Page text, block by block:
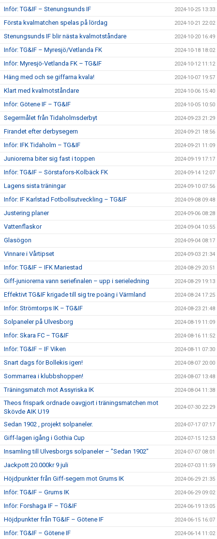
Inför: TG&IF – Stenungsunds IF 2024-10-25 13:33
Första kvalmatchen spelas på lördag 2024-10-21 22:02
Stenungsunds IF blir nästa kvalmotståndare 2024-10-20 16:49
Inför: TG&IF – Myresjö/Vetlanda FK 2024-10-18 18:02
Inför: Myresjö-Vetlanda FK – TG&IF 2024-10-12 11:12
Häng med och se giffarna kvala! 2024-10-07 19:57
Klart med kvalmotståndare 2024-10-06 15:40
Inför: Götene IF – TG&IF 2024-10-05 10:50
Segermålet från Tidaholmsderbyt 2024-09-23 21:29
Firandet efter derbysegern 2024-09-21 18:56
Inför: IFK Tidaholm – TG&IF 2024-09-21 11:09
Juniorerna biter sig fast i toppen 2024-09-19 17:17
Inför: TG&IF – Sörstafors-Kolbäck FK 2024-09-14 12:07
Lagens sista träningar 2024-09-10 07:56
Inför: IF Karlstad Fotbollsutveckling – TG&IF 2024-09-08 09:48
Justering planer 2024-09-06 08:28
Vattenflaskor 2024-09-04 10:55
Glasögon 2024-09-04 08:17
Vinnare i Vårtipset 2024-09-03 21:34
Inför: TG&IF – IFK Mariestad 2024-08-29 20:51
Giff-juniorerna vann seriefinalen – upp i serieledning 2024-08-29 19:13
Effektivt TG&IF krigade till sig tre poäng i Värmland 2024-08-24 17:25
Inför: Strömtorps IK – TG&IF 2024-08-23 21:48
Solpaneler på Ulvesborg 2024-08-19 11:09
Inför: Skara FC – TG&IF 2024-08-16 11:52
Inför: TG&IF – IF Viken 2024-08-11 07:30
Snart dags för Bollekis igen! 2024-08-07 20:00
Sommarrea i klubbshoppen! 2024-08-07 13:48
Träningsmatch mot Assyriska IK 2024-08-04 11:38
Theos frispark ordnade oavgjort i träningsmatchen mot
Skövde AIK U19
2024-07-30 22:29
Sedan 1902 , projekt solpaneler. 2024-07-17 07:17
Giff-lagen igång i Gothia Cup 2024-07-15 12:53
Insamling till Ulvesborgs solpaneler – ”Sedan 1902” 2024-07-07 08:01
Jackpott 20.000kr 9 juli 2024-07-03 11:59
Höjdpunkter från Giff-segern mot Grums IK 2024-06-29 21:35
Inför: TG&IF – Grums IK 2024-06-29 09:02
Inför: Forshaga IF – TG&IF 2024-06-19 13:05
Höjdpunkter från TG&IF – Götene IF 2024-06-15 16:07
Inför: TG&IF – Götene IF 2024-06-14 11:02